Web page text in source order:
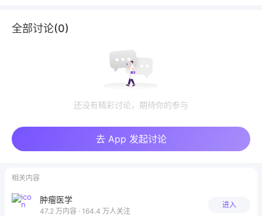
全部讨论(0)
还没有精彩讨论，期待你的参与
去 App 发起讨论
相关内容
肿瘤医学
47.2 万内容 · 164.4 万人关注
进入